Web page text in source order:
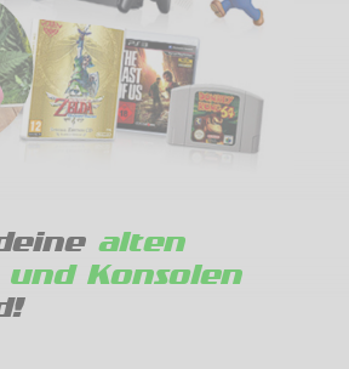
alten
und Konsolen